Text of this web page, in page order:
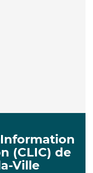
(CLIC) de
Ville